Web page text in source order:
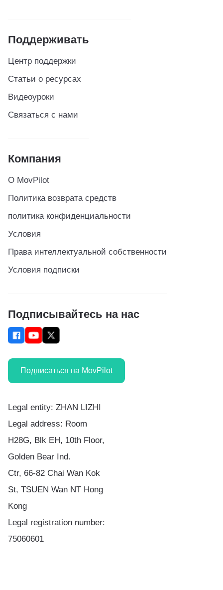
Поддерживать
Центр поддержки
Статьи о ресурсах
Видеоуроки
Связаться с нами
Компания
О MovPilot
Политика возврата средств
политика конфиденциальности
Условия
Права интеллектуальной собственности
Условия подписки
Подписывайтесь на нас
Подписаться на MovPilot
Legal entity: ZHAN LIZHI
Legal address: Room
H28G, Blk EH, 10th Floor,
Golden Bear Ind.
Ctr, 66-82 Chai Wan Kok
St, TSUEN Wan NT Hong
Kong
Legal registration number:
75060601